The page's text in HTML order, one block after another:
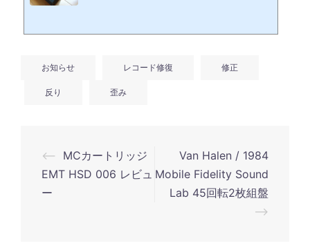
り歪みを修復。多くの...
お知らせ レコード修復 修正
反り 歪み
投
稿
ナ
⟵
MCカートリッジ
EMT HSD 006 レビュ
ー
Van Halen / 1984
Mobile Fidelity Sound
Lab 45回転2枚組盤
⟶